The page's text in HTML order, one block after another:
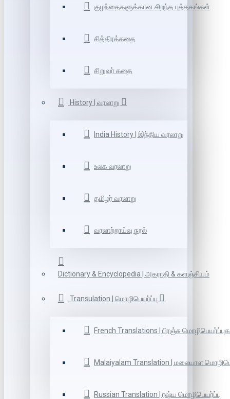
குழந்தைகளுக்கான சிறந்த புத்தகங்கள்
சித்திரக்கதை
சிறுவர் கதை
History | வரலாறு
India History | இந்திய வரலாறு
உலக வரலாறு
தமிழர் வரலாறு
வரலாற்றாய்வு நூல்
Dictionary & Encyclopedia | அகராதி & களஞ்சியம்
Transulation | மொழிபெயர்ப்பு
French Translations | பிரஞ்சு
Malaiyalam Translation | மலையாள
Russian Translation | ரஷ்ய மொழிபெயர்ப்பு